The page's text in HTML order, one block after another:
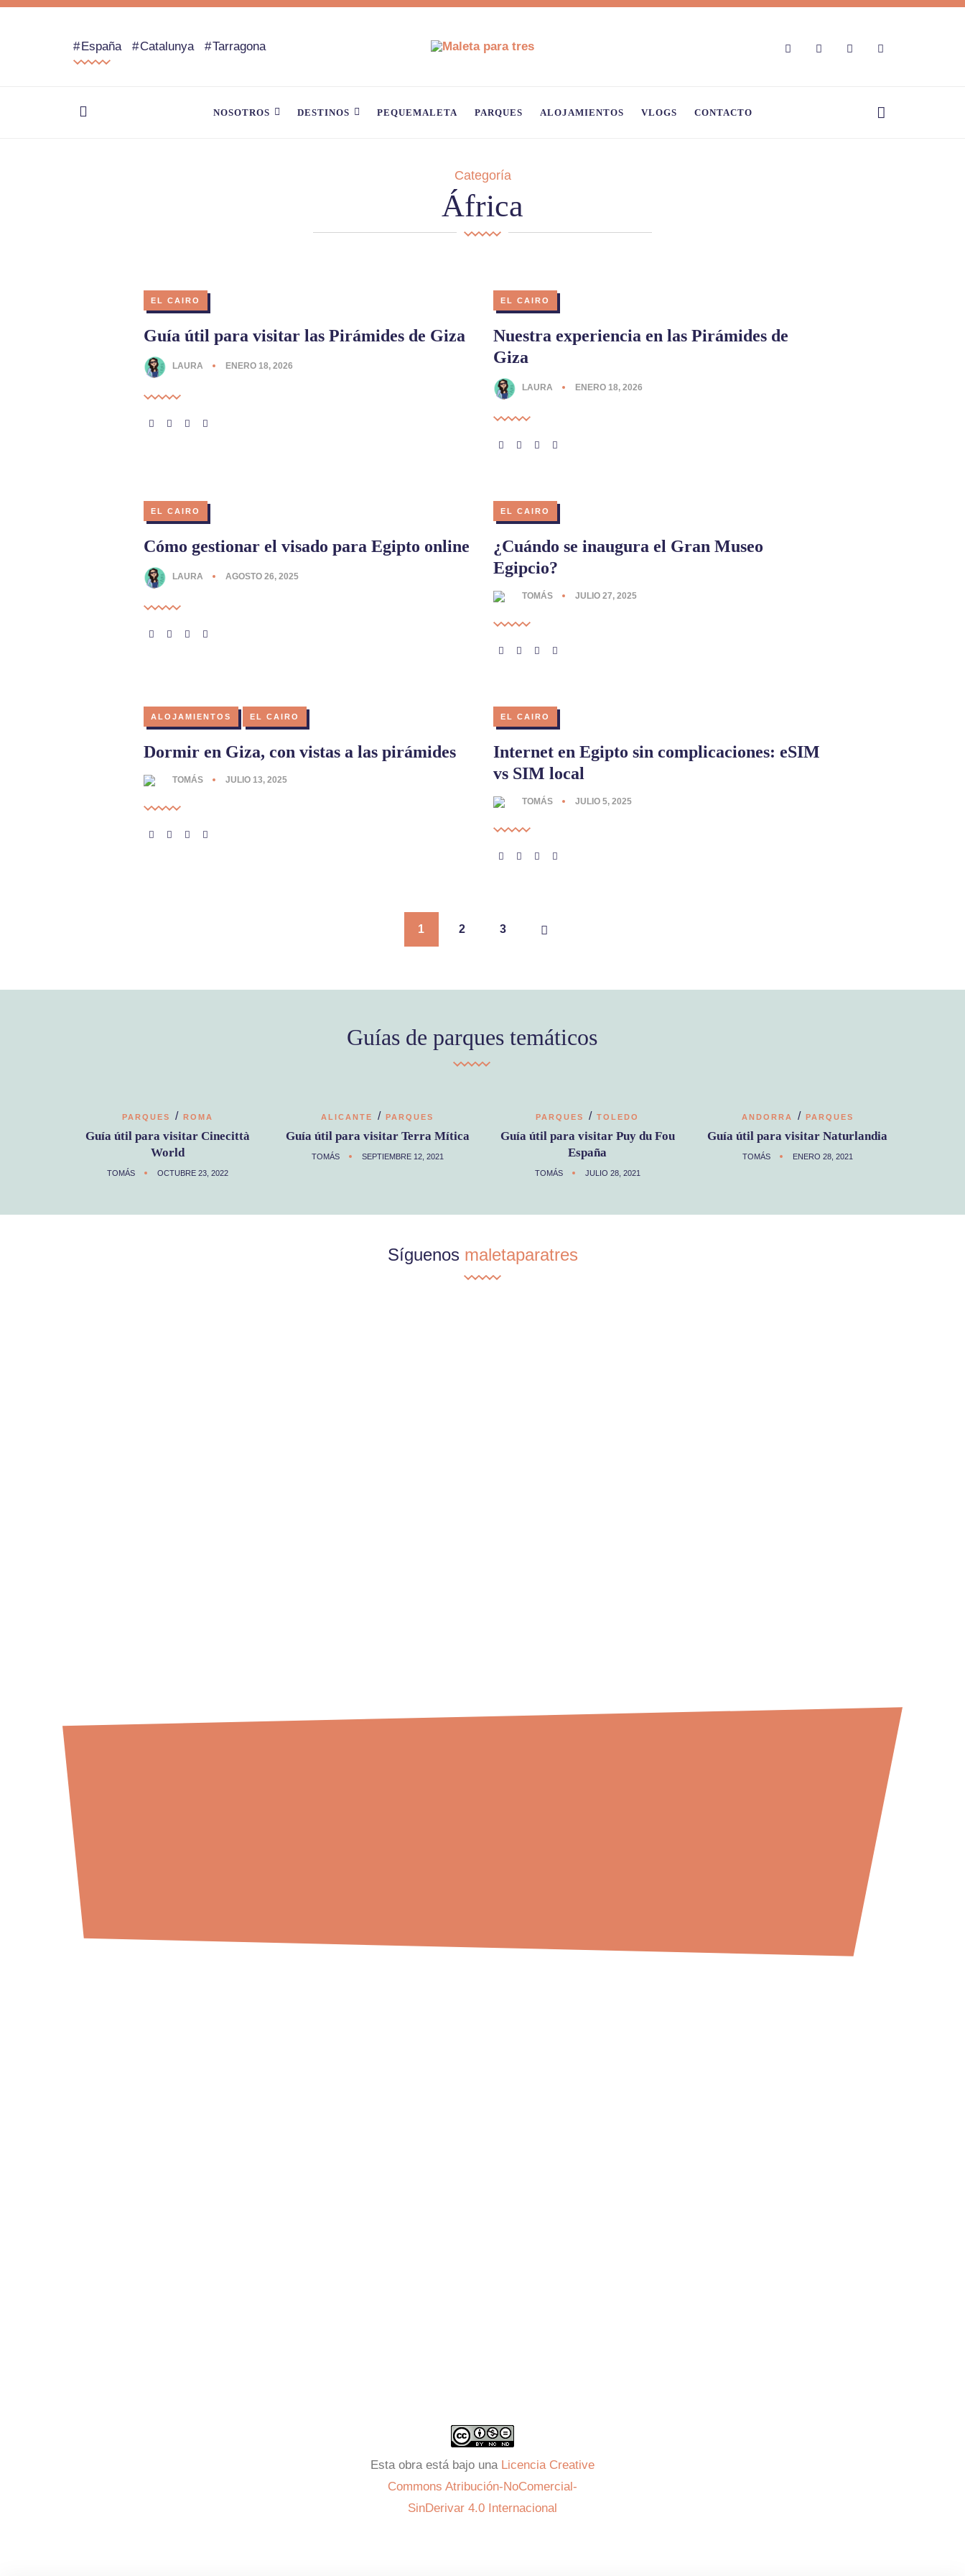
España Catalunya Tarragona
NOSOTROS DESTINOS PEQUEMALETA PARQUES ALOJAMIENTOS VLOGS CONTACTO
Categoría
África
EL CAIRO
Guía útil para visitar las Pirámides de Giza
LAURA ENERO 18, 2026
EL CAIRO
Nuestra experiencia en las Pirámides de
Giza
LAURA ENERO 18, 2026
EL CAIRO
Cómo gestionar el visado para Egipto online
LAURA AGOSTO 26, 2025
EL CAIRO
¿Cuándo se inaugura el Gran Museo
Egipcio?
TOMÁS JULIO 27, 2025
ALOJAMIENTOS EL CAIRO
Dormir en Giza, con vistas a las pirámides
TOMÁS JULIO 13, 2025
EL CAIRO
Internet en Egipto sin complicaciones: eSIM
vs SIM local
TOMÁS JULIO 5, 2025
1 2 3
Guías de parques temáticos
PARQUES / ROMA
Guía útil para visitar Cinecittà
World
TOMÁS OCTUBRE 23, 2022
ALICANTE / PARQUES
Guía útil para visitar Terra Mítica
TOMÁS SEPTIEMBRE 12, 2021
PARQUES / TOLEDO
Guía útil para visitar Puy du Fou
España
TOMÁS JULIO 28, 2021
ANDORRA / PARQUES
Guía útil para visitar Naturlandia
TOMÁS ENERO 28, 2021
Síguenos maletaparatres
Esta obra está bajo una Licencia Creative
Commons Atribución-NoComercial-
SinDerivar 4.0 Internacional